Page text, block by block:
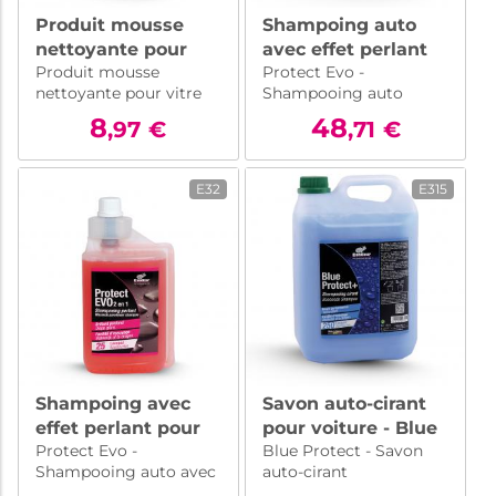
Produit mousse
nettoyante pour
vitre et pare-brise -
Glassextra - 500 ml
Produit mousse
nettoyante pour vitre
et pare-brise. Formule
professionnelle sans
traces pour une
Utilisez avec notre
microfibre pour des
résultats impeccables.
8,97 €
Shampoing auto
avec effet perlant
professionnel -
Protect Evo - 5 l
Protect Evo -
Shampooing auto
professionnel avec effet
perlant. Bidon de 5L
pour les professionnels
de l'automobile.
48,71 €
E32
Shampoing avec
effet perlant pour
lavage auto -
Protect Evo - 1000
Protect Evo -
Shampooing auto avec
E315
Savon auto-cirant
pour voiture - Blue
Protect - 5 l
Blue Protect - Savon
auto-cirant